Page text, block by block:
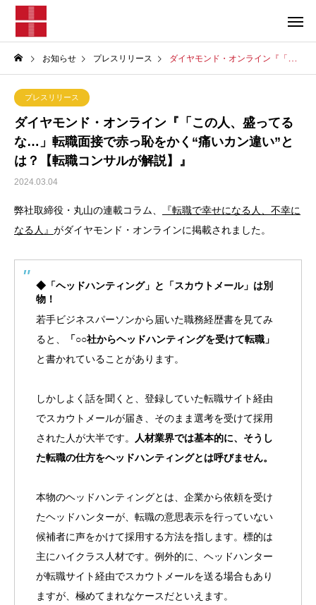
お知らせ プレスリリース ダイヤモンド・オンライン『「この人、盛ってるな…」転職面接で赤っ恥をかく“痛いカン違い”とは？【転職コンサルが解説】』
プレスリリース
ダイヤモンド・オンライン『「この人、盛ってる
な…」転職面接で赤っ恥をかく“痛いカン違い”と
は？【転職コンサルが解説】』
2024.03.04
弊社取締役・丸山の連載コラム、
『転職で幸せになる人、不幸に
なる人』 がダイヤモンド・オンラインに掲載されました。
◆「ヘッドハンティング」と「スカウトメール」は別
物！
若手ビジネスパーソンから届いた職務経歴書を見てみ
ると、
「○○社からヘッドハンティングを受けて転職」
と書かれていることがあります。
しかしよく話を聞くと、登録していた転職サイト経由
でスカウトメールが届き、そのまま選考を受けて採用
された人が大半です。
人材業界では基本的に、そうし
た転職の仕方をヘッドハンティングとは呼びません。
本物のヘッドハンティングとは、企業から依頼を受け
たヘッドハンターが、転職の意思表示を行っていない
候補者に声をかけて採用する方法を指します。標的は
主にハイクラス人材です。例外的に、ヘッドハンター
が転職サイト経由でスカウトメールを送る場合もあり
ますが、極めてまれなケースだといえます。